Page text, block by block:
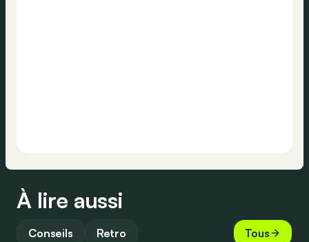
À lire aussi
Conseils Retro Tous